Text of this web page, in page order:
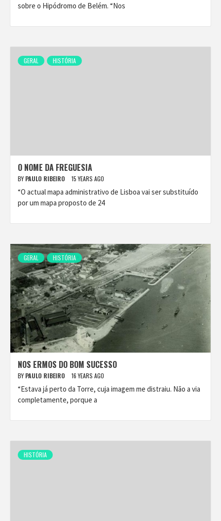
sobre o Hipódromo de Belém. “Nos
GERAL HISTÓRIA
O NOME DA FREGUESIA
BY PAULO RIBEIRO 15 YEARS AGO
“O actual mapa administrativo de Lisboa vai ser substituído
por um mapa proposto de 24
GERAL HISTÓRIA
NOS ERMOS DO BOM SUCESSO
BY PAULO RIBEIRO 16 YEARS AGO
“Estava já perto da Torre, cuja imagem me distraiu. Não a via
completamente, porque a
HISTÓRIA